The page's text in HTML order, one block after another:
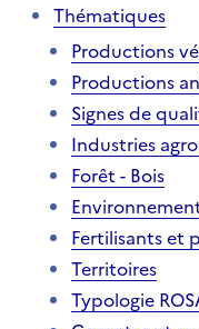
Thématiques
Productions
Productions
Signes de
Industries
Forêt - Bois
Fertilisants et
Territoires
Typologie